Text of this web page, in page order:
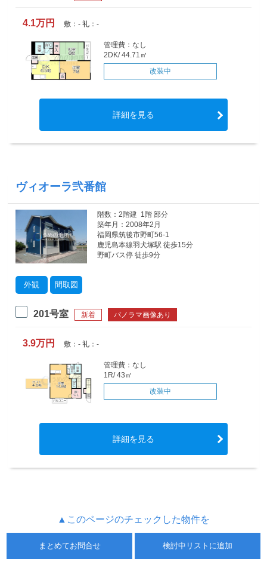
4.1万円 敷：- 礼：-
管理費：なし
2DK/ 44.71㎡
改装中
詳細を見る
ヴィオーラ弐番館
外観 間取図
階数：2階建 1階 部分
築年月：2008年2月
福岡県筑後市野町56-1
鹿児島本線羽犬塚駅 徒歩15分
野町バス停 徒歩9分
201号室 新着 パノラマ画像あり
3.9万円 敷：- 礼：-
管理費：なし
1R/ 43㎡
改装中
詳細を見る
▲このページのチェックした物件を
まとめてお問合せ 検討中リストに追加